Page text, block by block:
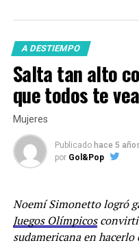
atletas.
“Si vos
no están
entrenarse
elementos
“Los atletas olímpicos y
su mayoría y
A DESTIEMPO
Salta tan alto
que todos te
Mujeres
Publicado hace 5
por Gol&Pop
Noemí Simonetto logró
Juegos Olímpicos
sudamericana en